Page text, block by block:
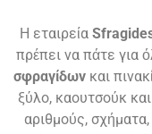
Η εταιρεία
πρέπει να πάτε για
σφραγίδωνκαι
ξύλο, καουτσούκ
αριθμούς,